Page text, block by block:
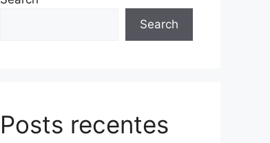
Search
Posts recentes